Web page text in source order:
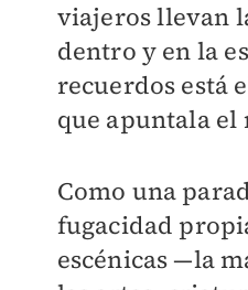
viajeros llevan
dentro y en la
recuerdos está
que apuntala
Como una
fugacidad
escénicas —la